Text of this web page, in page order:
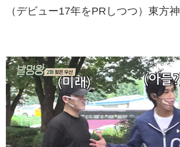
（デビュー17年をPRしつつ）東方